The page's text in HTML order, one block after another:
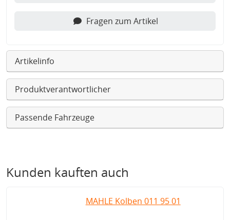
Fragen zum Artikel
Artikelinfo
Produktverantwortlicher
Passende Fahrzeuge
Kunden kauften auch
MAHLE Kolben 011 95 01